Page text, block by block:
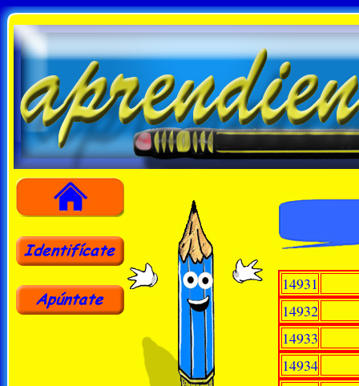
14931
14932
14933
14934